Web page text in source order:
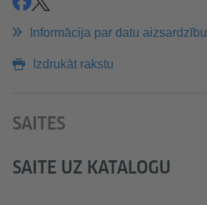
ieteiktieteikt
Informācija par datu aizsardzību
Izdrukāt rakstu
SAITES
SAITE UZ KATALOGU